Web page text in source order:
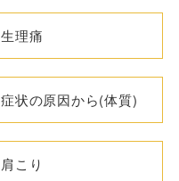
生理痛
症状の原因から(体質)
肩こり